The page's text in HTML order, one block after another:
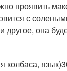
проявить
с
другое, она
колбаса,